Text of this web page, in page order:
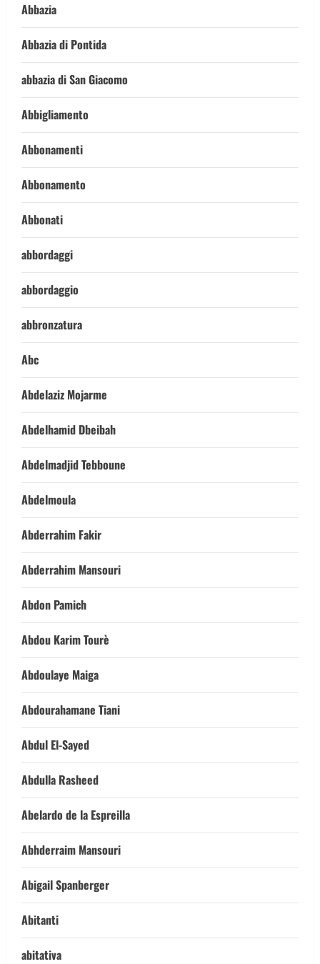
Abbazia
Abbazia di Pontida
abbazia di San Giacomo
Abbigliamento
Abbonamenti
Abbonamento
Abbonati
abbordaggi
abbordaggio
abbronzatura
Abc
Abdelaziz Mojarme
Abdelhamid Dbeibah
Abdelmadjid Tebboune
Abdelmoula
Abderrahim Fakir
Abderrahim Mansouri
Abdon Pamich
Abdou Karim Tourè
Abdoulaye Maiga
Abdourahamane Tiani
Abdul El-Sayed
Abdulla Rasheed
Abelardo de la Espreilla
Abhderraim Mansouri
Abigail Spanberger
Abitanti
abitativa